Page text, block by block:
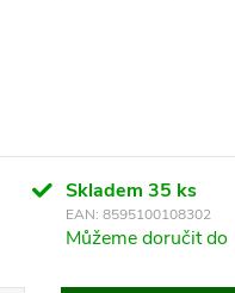
Skladem35 ks
EAN: 8595100108302
Můžeme doručit do